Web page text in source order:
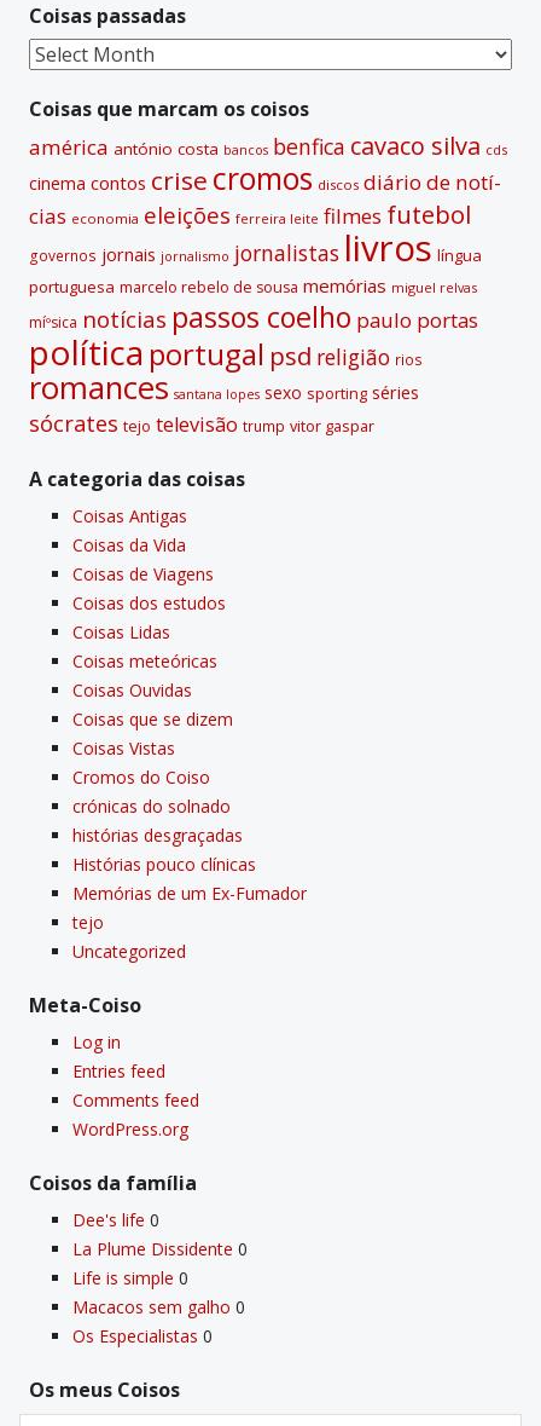
a
t
i
v
Coisas passadas
Coisas
Coisas que marcam os coisos
américa antónio costa bancos benfica cavaco silva cds
cinema contos crise cromos discos diário de notí­
cias economia eleições ferreira leite filmes futebol
governos jornais jornalismo jornalistas livros lí­ngua
portuguesa marcelo rebelo de sousa memórias miguel relvas
míºsica notí­cias passos coelho paulo portas
polí­tica portugal psd religião rios
romances santana lopes sexo sporting séries
sócrates tejo televisão trump vitor gaspar
A categoria das coisas
Coisas Antigas
Coisas da Vida
Coisas de Viagens
Coisas dos estudos
Coisas Lidas
Coisas meteóricas
Coisas Ouvidas
Coisas que se dizem
Coisas Vistas
Cromos do Coiso
crónicas do solnado
histórias desgraçadas
Histórias pouco clí­nicas
Memórias de um Ex-Fumador
tejo
Uncategorized
Meta-Coiso
Log in
Entries feed
Comments feed
WordPress.org
Coisos da famí­lia
Dee's life 0
La Plume Dissidente 0
Life is simple 0
Macacos sem galho 0
Os Especialistas 0
Os meus Coisos